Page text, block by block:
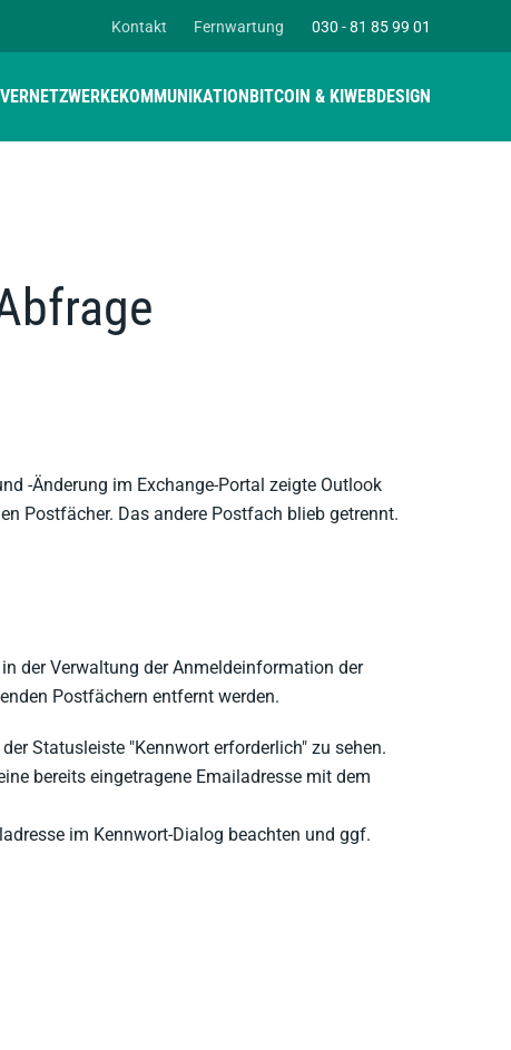
Kontakt Fernwartung 030 - 81 85 99 01
NETZWERKEKOMMUNIKATIONBITCOIN & KIWEBDESIGN
-Änderung im Exchange-Portal zeigte Outlook
Postfächer. Das andere Postfach blieb getrennt.
der Verwaltung der Anmeldeinformation der
Postfächern entfernt werden.
Statusleiste "Kennwort erforderlich" zu sehen.
bereits eingetragene Emailadresse mit dem
im Kennwort-Dialog beachten und ggf.